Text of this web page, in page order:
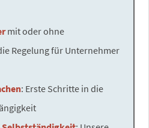
mit oder ohne
Regelung für Unternehmer
: Erste Schritte in die